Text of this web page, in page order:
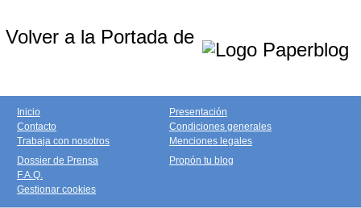
Volver a la Portada de
Inicio
Contacto
Trabaja con nosotros
Presentación
Condiciones generales
Menciones legales
Dossier de Prensa
F.A.Q.
Gestionar cookies
Propón tu blog